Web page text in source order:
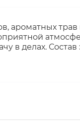
ароматных
в делах.